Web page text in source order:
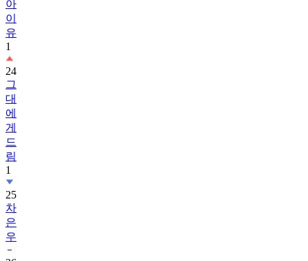
유
1
24
그
대
에
게
드
림
1
25
차
은
우
26
박